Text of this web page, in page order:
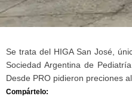
Se trata del HIGA San José,
Sociedad Argentina de
Desde PRO pidieron preciones
Compártelo: